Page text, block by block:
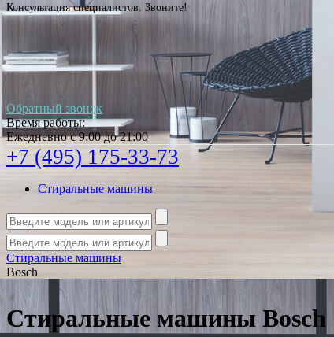
Консультация специалистов. Звоните!
Обратный звонок
Время работы:
Ежедневно с 9:00 до 21:00
+7 (495) 175-33-73
Стиральные машины
Стиральные машины
Bosch
Стиральные машины Bosch